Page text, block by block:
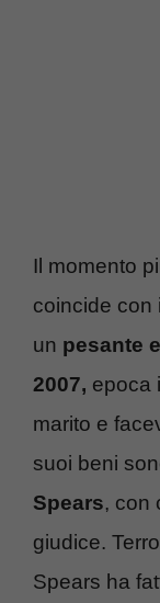
Il momento
coincide con
un pesante
2007, epoca
marito e
suoi beni
Spears, con
giudice.
Spears ha